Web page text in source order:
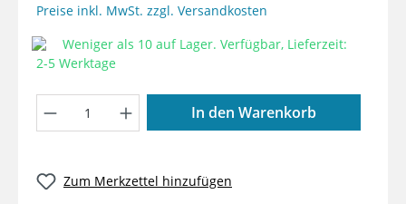
Preise inkl. MwSt. zzgl. Versandkosten
Weniger als 10 auf Lager. Verfügbar, Lieferzeit:
2-5 Werktage
Produkt Anzahl: Gib den
In den Warenkorb
Zum Merkzettel hinzufügen